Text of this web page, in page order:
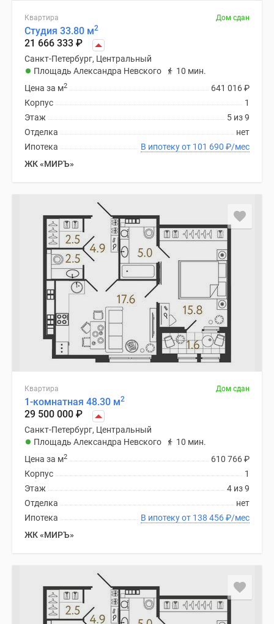
Коттеджные
поселки
водоема
Коттеджные
поселки
ипотеку
Бизнес-
центры
Рассрочка
Квартира Дом сдан
Студия 33.80 м2
21 666 333 ₽
Санкт-Петербург, Центральный
Площадь Александра Невского
10 мин.
641 016₽
Цена за м2
1
Корпус
5 из 9
Этаж
нет
Отделка
В ипотеку от 101 690 ₽/мес
Ипотека
ЖК «МИРЪ»
Квартира Дом сдан
1-комнатная 48.30 м2
29 500 000 ₽
Санкт-Петербург, Центральный
Площадь Александра Невского
10 мин.
610 766₽
Цена за м2
1
Корпус
4 из 9
Этаж
нет
Отделка
В ипотеку от 138 456₽/мес
Ипотека
ЖК «МИРЪ»